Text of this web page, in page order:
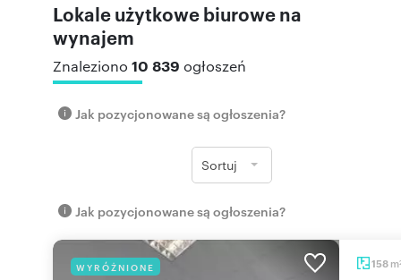
Lokale użytkowe biurowe na
wynajem
Znaleziono 10 839 ogłoszeń
Jak pozycjonowane są ogłoszenia?
Sortuj
Jak pozycjonowane są ogłoszenia?
WYRÓŻNIONE 158 m